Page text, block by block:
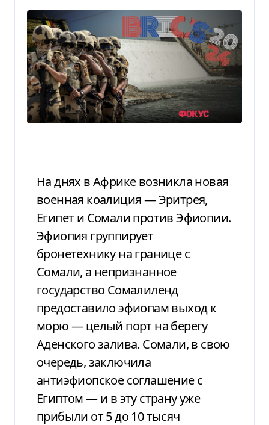
На днях в Африке возникла новая
военная коалиция — Эритрея,
Египет и Сомали против Эфиопии.
Эфиопия группирует
бронетехнику на границе с
Сомали, а непризнанное
государство Сомалиленд
предоставило эфиопам выход к
морю — целый порт на берегу
Аденского залива. Сомали, в свою
очередь, заключила
антиэфиопское соглашение с
Египтом — и в эту страну уже
прибыли от 5 до 10 тысяч